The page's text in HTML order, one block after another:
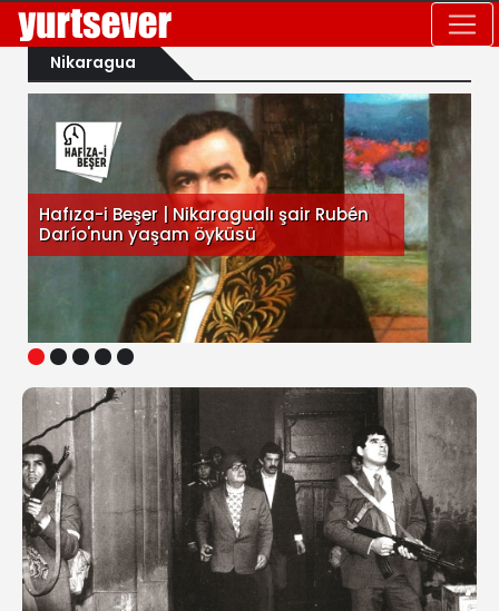
Nikaragua
1 2 3 4 5
Hafıza-i Beşer | Nikaragualı şair Rubén
Darío'nun yaşam öyküsü